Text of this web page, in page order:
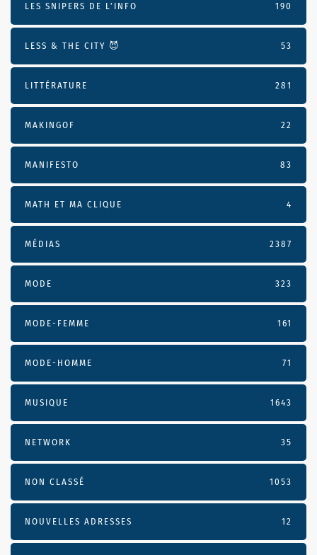
LES SNIPERS DE L’INFO 190
LESS & THE CITY 😈 53
LITTÉRATURE 281
MAKINGOF 22
MANIFESTO 83
MATH ET MA CLIQUE 4
MÉDIAS 2387
MODE 323
MODE-FEMME 161
MODE-HOMME 71
MUSIQUE 1643
NETWORK 35
NON CLASSÉ 1053
NOUVELLES ADRESSES 12